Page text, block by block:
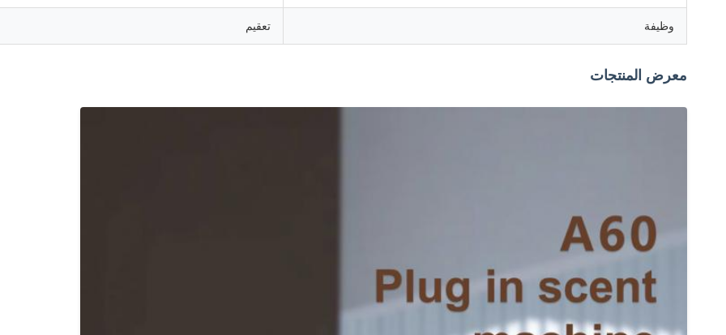
وظيفة تعقيم
معرض المنتجات